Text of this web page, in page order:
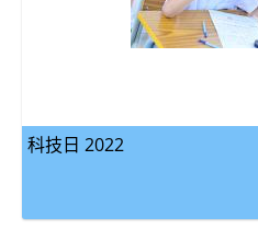
科技日 2022